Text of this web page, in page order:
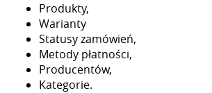
Produkty,
Warianty
Statusy zamówień,
Metody płatności,
Producentów,
Kategorie.